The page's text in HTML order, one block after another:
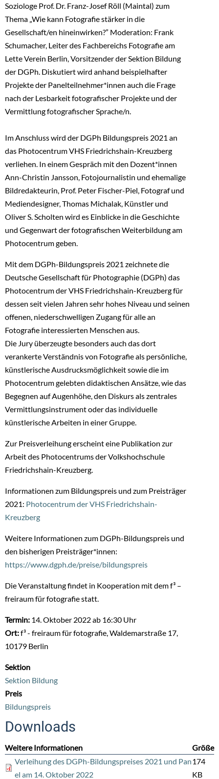
Soziologe Prof. Dr. Franz-Josef Röll (Maintal) zum
Thema „Wie kann Fotografie stärker in die
Gesellschaft/en hineinwirken?” Moderation: Frank
Schumacher, Leiter des Fachbereichs Fotografie am
Lette Verein Berlin, Vorsitzender der Sektion Bildung
der DGPh. Diskutiert wird anhand beispielhafter
Projekte der Panelteilnehmer*innen auch die Frage
nach der Lesbarkeit fotografischer Projekte und der
Vermittlung fotografischer Sprache/n.
Im Anschluss wird der DGPh Bildungspreis 2021 an
das Photocentrum VHS Friedrichshain-Kreuzberg
verliehen. In einem Gespräch mit den Dozent*innen
Ann-Christin Jansson, Fotojournalistin und ehemalige
Bildredakteurin, Prof. Peter Fischer-Piel, Fotograf und
Mediendesigner, Thomas Michalak, Künstler und
Oliver S. Scholten wird es Einblicke in die Geschichte
und Gegenwart der fotografischen Weiterbildung am
Photocentrum geben.
Mit dem DGPh-Bildungspreis 2021 zeichnete die
Deutsche Gesellschaft für Photographie (DGPh) das
Photocentrum der VHS Friedrichshain-Kreuzberg für
dessen seit vielen Jahren sehr hohes Niveau und seinen
offenen, niederschwelligen Zugang für alle an
Fotografie interessierten Menschen aus.
Die Jury überzeugte besonders auch das dort
verankerte Verständnis von Fotografie als persönliche,
künstlerische Ausdrucksmöglichkeit sowie die im
Photocentrum gelebten didaktischen Ansätze, wie das
Begegnen auf Augenhöhe, den Diskurs als zentrales
Vermittlungsinstrument oder das individuelle
künstlerische Arbeiten in einer Gruppe.
Zur Preisverleihung erscheint eine Publikation zur
Arbeit des Photocentrums der Volkshochschule
Friedrichshain-Kreuzberg.
Informationen zum Bildungspreis und zum Preisträger
2021: Photocentrum der VHS Friedrichshain-
Kreuzberg
Weitere Informationen zum DGPh-Bildungspreis und
den bisherigen Preisträger*innen:
https://www.dgph.de/preise/bildungspreis
Die Veranstaltung findet in Kooperation mit dem f³ –
freiraum für fotografie statt.
Termin: 14. Oktober 2022 ab 16:30 Uhr
Ort:f³ - freiraum für fotografie, Waldemarstraße 17,
10179 Berlin
Sektion
Sektion Bildung
Preis
Bildungspreis
Downloads
Weitere Informationen
Größe
Verleihung des DGPh-Bildungspreises 2021 und Pan
el am 14. Oktober 2022
174
KB